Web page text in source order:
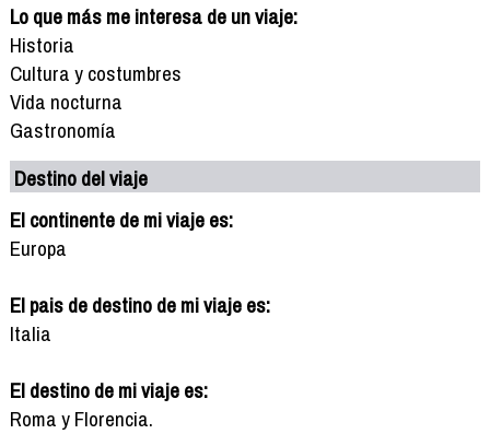
Lo que más me interesa de un viaje:
Historia
Cultura y costumbres
Vida nocturna
Gastronomía
Destino del viaje
El continente de mi viaje es:
Europa
El pais de destino de mi viaje es:
Italia
El destino de mi viaje es:
Roma y Florencia.